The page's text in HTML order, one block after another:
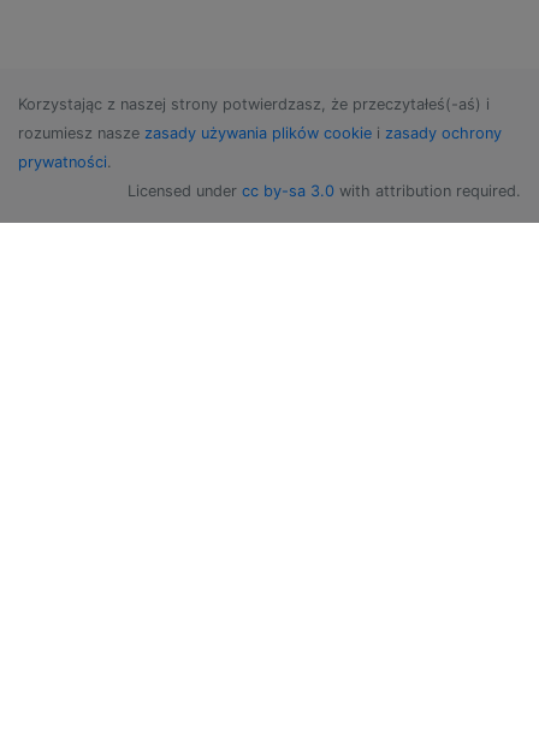
Korzystając z naszej strony potwierdzasz, że przeczytałeś(-aś) i
rozumiesz nasze zasady używania plików cookie i zasady ochrony
prywatności.
Licensed under cc by-sa 3.0 with attribution required.